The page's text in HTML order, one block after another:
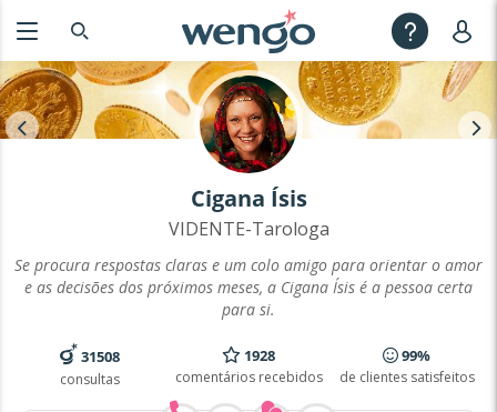
Cigana Ísis
VIDENTE-Tarologa
Se procura respostas claras e um colo amigo para orientar o amor
e as decisões dos próximos meses, a Cigana Ísis é a pessoa certa
para si.
31508
consultas
1928
comentários recebidos
99%
de clientes satisfeitos